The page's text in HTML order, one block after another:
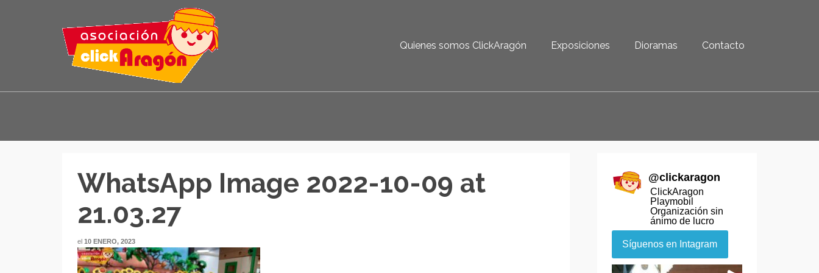
Quienes somos ClickAragón Exposiciones Dioramas Contacto
WhatsApp Image 2022-10-09 at
21.03.27
el 10 ENERO, 2023
@clickaragon
ClickAragon
Playmobil
Organización sin
ánimo de lucro
Síguenos en Intagram